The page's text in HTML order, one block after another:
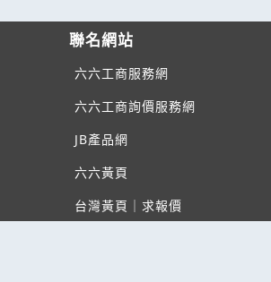
聯名網站
六六工商服務網
六六工商詢價服務網
JB產品網
六六黃頁
台灣黃頁｜求報價